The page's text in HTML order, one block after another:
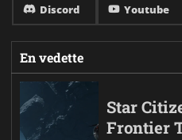
Discord Youtube
En vedette
Star
Frontier